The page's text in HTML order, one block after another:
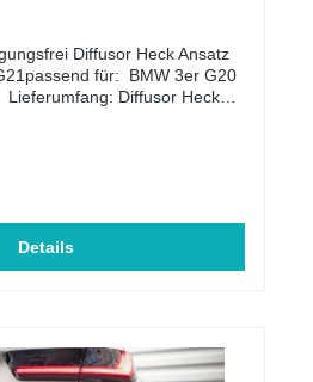
Diffusor Heck Ansatz
für: BMW 3er G20
Details